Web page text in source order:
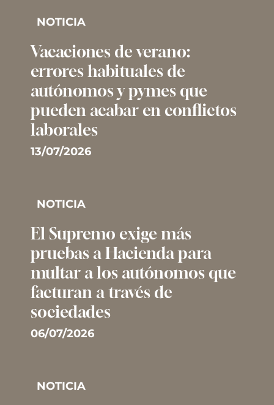
NOTICIA
Vacaciones de verano:
errores habituales de
autónomos y pymes que
pueden acabar en conflictos
laborales
13/07/2026
NOTICIA
El Supremo exige más
pruebas a Hacienda para
multar a los autónomos que
facturan a través de
sociedades
06/07/2026
NOTICIA